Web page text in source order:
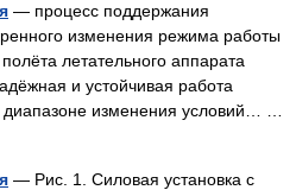
— процесс поддержания
изменения режима работы
летательного аппарата
и устойчивая работа
диапазоне изменения условий… …
— Рис. 1. Силовая установка с